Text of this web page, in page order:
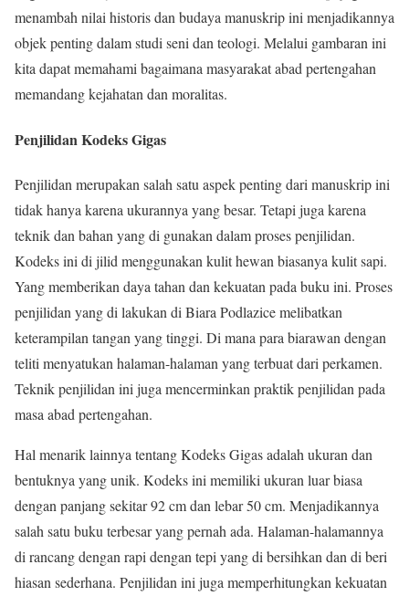
menambah nilai historis dan budaya manuskrip ini menjadikannya
objek penting dalam studi seni dan teologi. Melalui gambaran ini
kita dapat memahami bagaimana masyarakat abad pertengahan
memandang kejahatan dan moralitas.
Penjilidan Kodeks Gigas
Penjilidan merupakan salah satu aspek penting dari manuskrip ini
tidak hanya karena ukurannya yang besar. Tetapi juga karena
teknik dan bahan yang di gunakan dalam proses penjilidan.
Kodeks ini di jilid menggunakan kulit hewan biasanya kulit sapi.
Yang memberikan daya tahan dan kekuatan pada buku ini. Proses
penjilidan yang di lakukan di Biara Podlazice melibatkan
keterampilan tangan yang tinggi. Di mana para biarawan dengan
teliti menyatukan halaman-halaman yang terbuat dari perkamen.
Teknik penjilidan ini juga mencerminkan praktik penjilidan pada
masa abad pertengahan.
Hal menarik lainnya tentang Kodeks Gigas adalah ukuran dan
bentuknya yang unik. Kodeks ini memiliki ukuran luar biasa
dengan panjang sekitar 92 cm dan lebar 50 cm. Menjadikannya
salah satu buku terbesar yang pernah ada. Halaman-halamannya
di rancang dengan rapi dengan tepi yang di bersihkan dan di beri
hiasan sederhana. Penjilidan ini juga memperhitungkan kekuatan